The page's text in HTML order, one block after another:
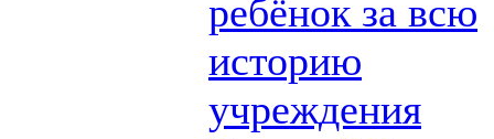
ребёнок за всю
историю
учреждения